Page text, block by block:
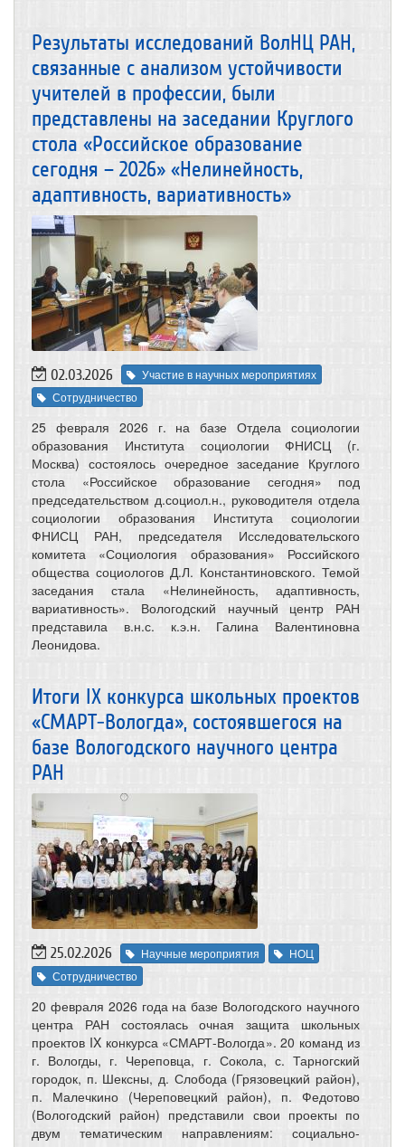
Результаты исследований ВолНЦ РАН,
связанные с анализом устойчивости
учителей в профессии, были
представлены на заседании Круглого
стола «Российское образование
сегодня – 2026» «Нелинейность,
адаптивность, вариативность»
02.03.2026
Участие в научных мероприятиях
Сотрудничество
25 февраля 2026 г. на базе Отдела социологии
образования Института социологии ФНИСЦ (г.
Москва) состоялось очередное заседание Круглого
стола «Российское образование сегодня» под
председательством д.социол.н., руководителя отдела
социологии образования Института социологии
ФНИСЦ РАН, председателя Исследовательского
комитета «Социология образования» Российского
общества социологов Д.Л. Константиновского. Темой
заседания стала «Нелинейность, адаптивность,
вариативность». Вологодский научный центр РАН
представила в.н.с. к.э.н. Галина Валентиновна
Леонидова.
Итоги IX конкурса школьных проектов
«СМАРТ-Вологда», состоявшегося на
базе Вологодского научного центра
РАН
25.02.2026 Научные мероприятия
НОЦ
Сотрудничество
20 февраля 2026 года на базе Вологодского научного
центра РАН состоялась очная защита школьных
проектов IX конкурса «СМАРТ-Вологда». 20 команд из
г. Вологды, г. Череповца, г. Сокола, с. Тарногский
городок, п. Шексны, д. Слобода (Грязовецкий район),
п. Малечкино (Череповецкий район), п. Федотово
(Вологодский район) представили свои проекты по
двум тематическим направлениям: социально-